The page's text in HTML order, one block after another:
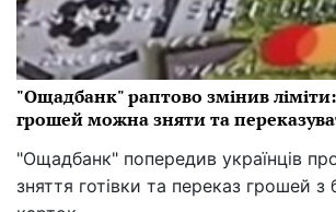
"Ощадбанк" раптово змінив
грошей можна зняти та
"Ощадбанк" попередив українців про
зняття готівки та переказ грошей з